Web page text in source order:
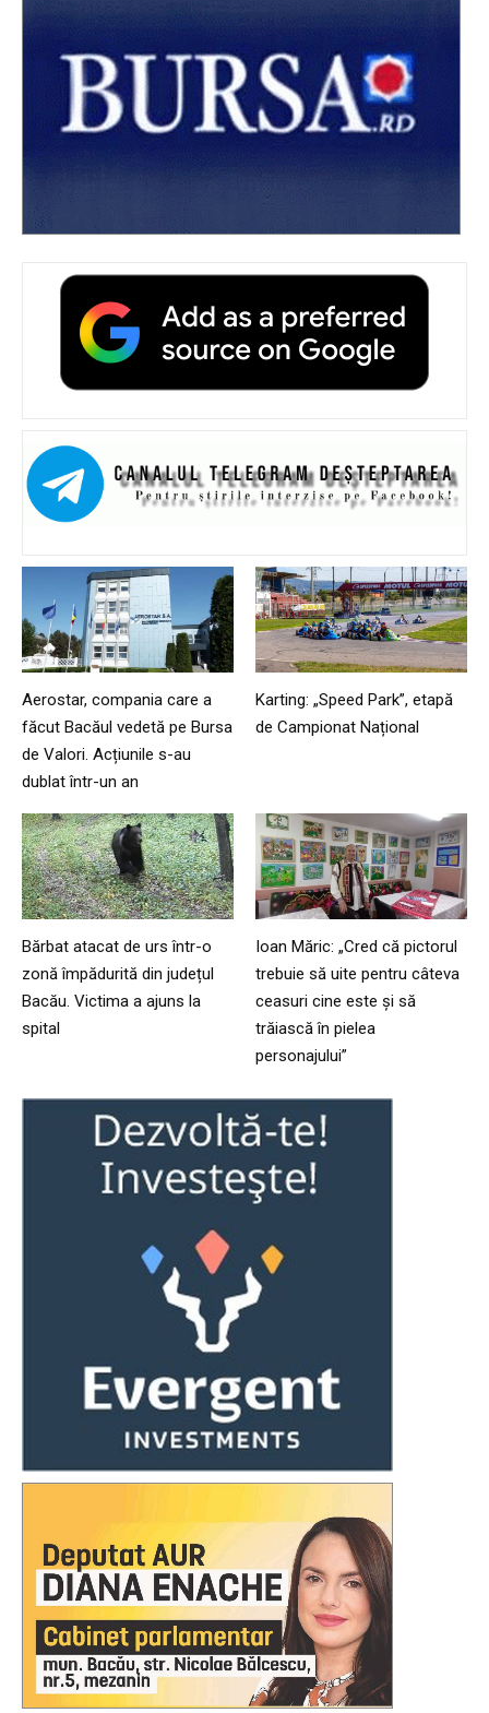
Aerostar, compania care a
făcut Bacăul vedetă pe Bursa
de Valori. Acțiunile s-au
dublat într-un an
Karting: „Speed Park”, etapă
de Campionat Național
Bărbat atacat de urs într-o
zonă împădurită din județul
Bacău. Victima a ajuns la
spital
Ioan Măric: „Cred că pictorul
trebuie să uite pentru câteva
ceasuri cine este și să
trăiască în pielea
personajului”